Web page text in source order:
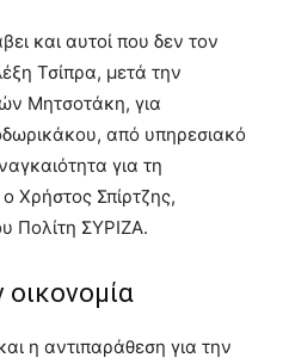
και αυτοί που δεν τον
Τσίπρα, μετά την
Μητσοτάκη, για
από υπηρεσιακό
για τη
Χρήστος Σπίρτζης,
Πολίτη ΣΥΡΙΖΑ.
οικονομία
η αντιπαράθεση για την